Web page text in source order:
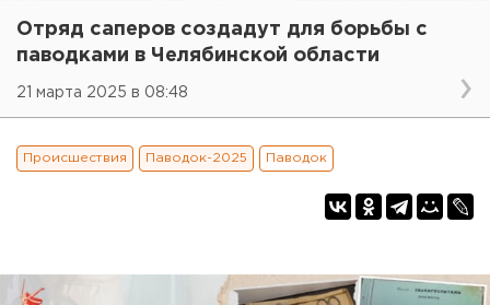
Отряд саперов создадут для борьбы с
паводками в Челябинской области
21 марта 2025 в 08:48
Происшествия Паводок-2025 Паводок